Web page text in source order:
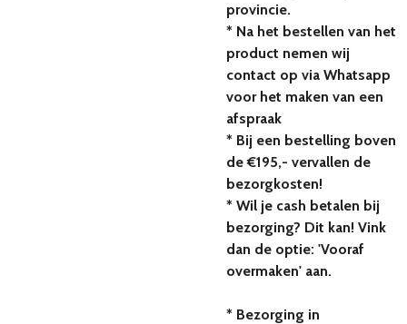
provincie.
* Na het bestellen van het
product nemen wij
contact op via Whatsapp
voor het maken van een
afspraak
* Bij een bestelling boven
de €195,- vervallen de
bezorgkosten!
* Wil je cash betalen bij
bezorging? Dit kan! Vink
dan de optie: 'Vooraf
overmaken' aan.
* Bezorging in